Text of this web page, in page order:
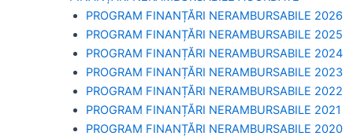
PROGRAM FINANȚĂRI NERAMBURSABILE 2026
PROGRAM FINANȚĂRI NERAMBURSABILE 2025
PROGRAM FINANȚĂRI NERAMBURSABILE 2024
PROGRAM FINANȚĂRI NERAMBURSABILE 2023
PROGRAM FINANȚĂRI NERAMBURSABILE 2022
PROGRAM FINANȚĂRI NERAMBURSABILE 2021
PROGRAM FINANȚĂRI NERAMBURSABILE 2020